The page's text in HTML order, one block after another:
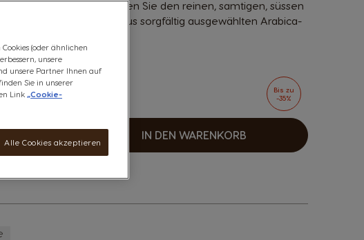
italienische Art. Geniessen Sie den reinen, samtigen, süssen
Crema d'Oro. Aus sorgfältig ausgewählten Arabica-
angewendet
Bis zu
-35%
Mehr
IN DEN WARENKORB
(oder ähnlichen
unsere
unsere Partner Ihnen auf
Sie in unserer
Link „Cookie-
Alle Cookies akzeptieren